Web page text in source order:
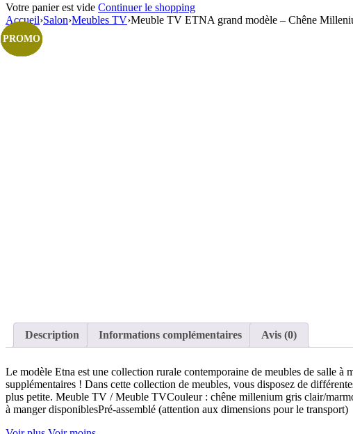
Votre panier est vide Continuer le shopping
Accueil›Salon›Meubles TV›Meuble TV ETNA grand modèle – Chêne
Description Informations complémentaires Avis (0)
Le modèle Etna est une collection rurale contemporaine de meubles de salle
supplémentaires ! Dans cette collection de meubles, vous disposez de
plus petite. Meuble TV / Meuble TVCouleur : chêne millenium gris clair/
à manger disponiblesPré-assemblé (attention aux dimensions pour le transport)
PROMO
PROMO
PROMO
PROMO